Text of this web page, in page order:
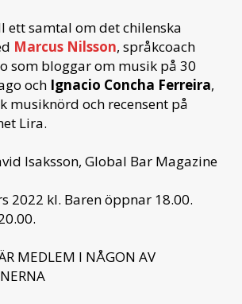
ett samtal om det chilenska
Marcus Nilsson, språkcoach
som bloggar om musik på 30
och Ignacio Concha Ferreira,
musiknörd och recensent på
Lira.
Isaksson, Global Bar Magazine
2022 kl. Baren öppnar 18.00.
MEDLEM I NÅGON AV